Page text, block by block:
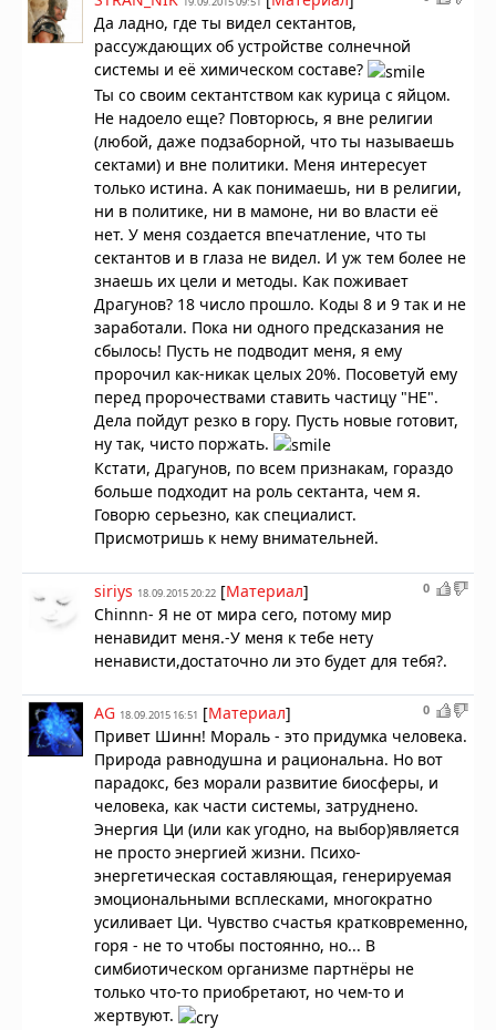
Да ладно, где ты видел сектантов,
рассуждающих об устройстве солнечной
системы и её химическом составе?
Ты со своим сектантством как курица с яйцом.
Не надоело еще? Повторюсь, я вне религии
(любой, даже подзаборной, что ты называешь
сектами) и вне политики. Меня интересует
только истина. А как понимаешь, ни в религии,
ни в политике, ни в мамоне, ни во власти её
нет. У меня создается впечатление, что ты
сектантов и в глаза не видел. И уж тем более не
знаешь их цели и методы. Как поживает
Драгунов? 18 число прошло. Коды 8 и 9 так и не
заработали. Пока ни одного предсказания не
сбылось! Пусть не подводит меня, я ему
пророчил как-никак целых 20%. Посоветуй ему
перед пророчествами ставить частицу "НЕ".
Дела пойдут резко в гору. Пусть новые готовит,
ну так, чисто поржать.
Кстати, Драгунов, по всем признакам, гораздо
больше подходит на роль сектанта, чем я.
Говорю серьезно, как специалист.
Присмотришь к нему внимательней.
0
siriys 18.09.2015 20:22 [Материал]
Chinnn- Я не от мира сего, потому мир
ненавидит меня.-У меня к тебе нету
ненависти,достаточно ли это будет для тебя?.
0
AG 18.09.2015 16:51 [Материал]
Привет Шинн! Мораль - это придумка человека.
Природа равнодушна и рациональна. Но вот
парадокс, без морали развитие биосферы, и
человека, как части системы, затруднено.
Энергия Ци (или как угодно, на выбор)является
не просто энергией жизни. Психо-
энергетическая составляющая, генерируемая
эмоциональными всплесками, многократно
усиливает Ци. Чувство счастья кратковременно,
горя - не то чтобы постоянно, но... В
симбиотическом организме партнёры не
только что-то приобретают, но чем-то и
жертвуют.